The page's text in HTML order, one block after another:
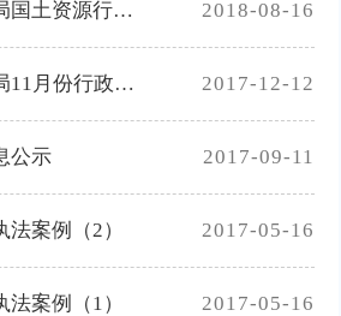
四平市国土资源局国土资源行政处罚典型案例(1) 2018-08-16
四平市国土资源局11月份行政处罚结果公示 2017-12-12
公示 2017-09-11
案例（2） 2017-05-16
案例（1） 2017-05-16